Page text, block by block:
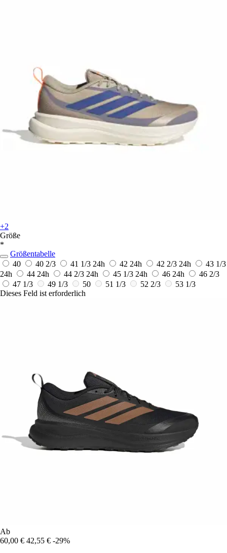
+2
Größe
*
Größentabelle
40
40 2/3 41 1/3 24h 42 24h 42 2/3 24h
43 1/3
24h
44 24h 44 2/3 24h 45 1/3 24h 46 24h
46 2/3
47 1/3
49 1/3 50 51 1/3 52 2/3
53 1/3
Dieses Feld ist erforderlich
Ab
60,00 € 42,55 € -29%